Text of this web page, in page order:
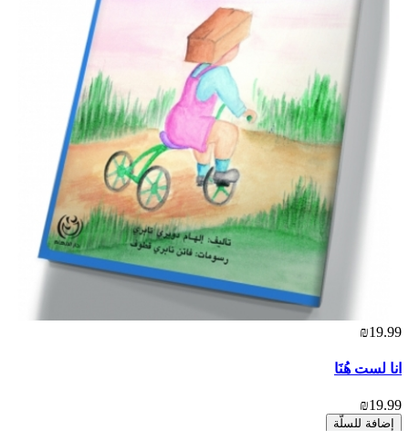
₪19.99
انا لست هُنَا
₪19.99
إضافة للسلّة